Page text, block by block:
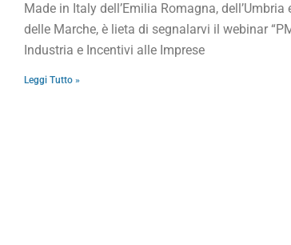
Made in Italy dell’Emilia Romagna, dell’Umbria
delle Marche, è lieta di segnalarvi il webinar
Industria e Incentivi alle Imprese
Leggi Tutto »